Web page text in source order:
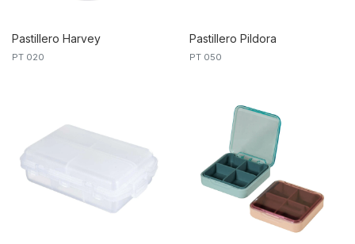
Pastillero Harvey
PT 020
Pastillero Pildora
PT 050